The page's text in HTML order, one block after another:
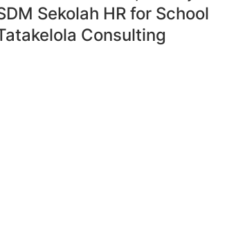
Sekolah HR for School
Consulting